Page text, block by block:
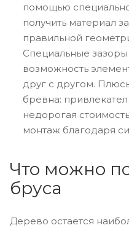
помощью
получить материал
правильной
Специальные
возможность
друг с другом.
бревна:
недорогая
монтаж благодаря
Что можно
бруса
Дерево остается